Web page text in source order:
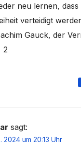
neu lernen, dass
verteidigt
Gauck, der
2
sagt:
2024 um 20:13 Uhr